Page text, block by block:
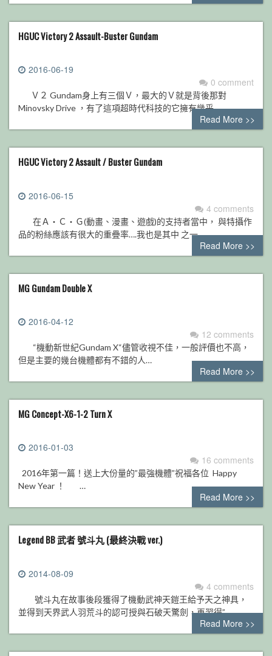
HGUC Victory 2 Assault-Buster Gundam
2016-06-19
0 comment
Ｖ２ Gundam身上有三個Ｖ，最大的Ｖ就是背後那對
Minovsky Drive ，有了這項超時代科技的它擁有幾乎…
Read More >>
HGUC Victory 2 Assault / Buster Gundam
2016-06-15
4 comments
在Ａ‧Ｃ‧Ｇ(動畫、漫畫、遊戲)的支持者當中， 與特攝作
品的粉絲應該有很大的重疊率….我也是其中 之一…
Read More >>
MG Gundam Double X
2016-04-12
12 comments
“機動新世紀Gundam X“儘管收視不佳，一般評價也不高，
但是主要的幾台機體都有不錯的人…
Read More >>
MG Concept-X6-1-2 Turn X
2016-01-03
16 comments
2016年第一篇！送上大份量的”最強機體”祝福各位 Happy
New Year ！ …
Read More >>
Legend BB 武者 號斗丸 (最終決戰 ver.)
2014-08-09
4 comments
號斗丸在故事後段獲得了機動武神天鎧王給予天之神具，
並得到天界武人羽荒斗的認可授與石破天驚劍，再習得”…
Read More >>